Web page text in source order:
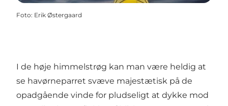
Foto: Erik Østergaard
I de høje himmelstrøg kan man være heldig at
se havørneparret svæve majestætisk på de
opadgående vinde for pludseligt at dykke mod